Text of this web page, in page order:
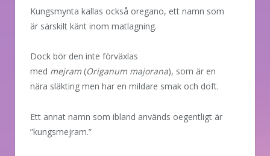
Kungsmynta kallas också oregano, ett namn som
är särskilt känt inom matlagning.
Dock bör den inte förväxlas
med mejram (Origanum majorana), som är en
nära släkting men har en mildare smak och doft.
Ett annat namn som ibland används oegentligt är
”kungsmejram.”